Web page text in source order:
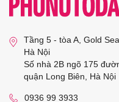
Tầng 5 - tòa A, Gold
Hà Nội
Số nhà 2B ngõ 175
quận Long Biên, Hà Nội
0936 99 3933